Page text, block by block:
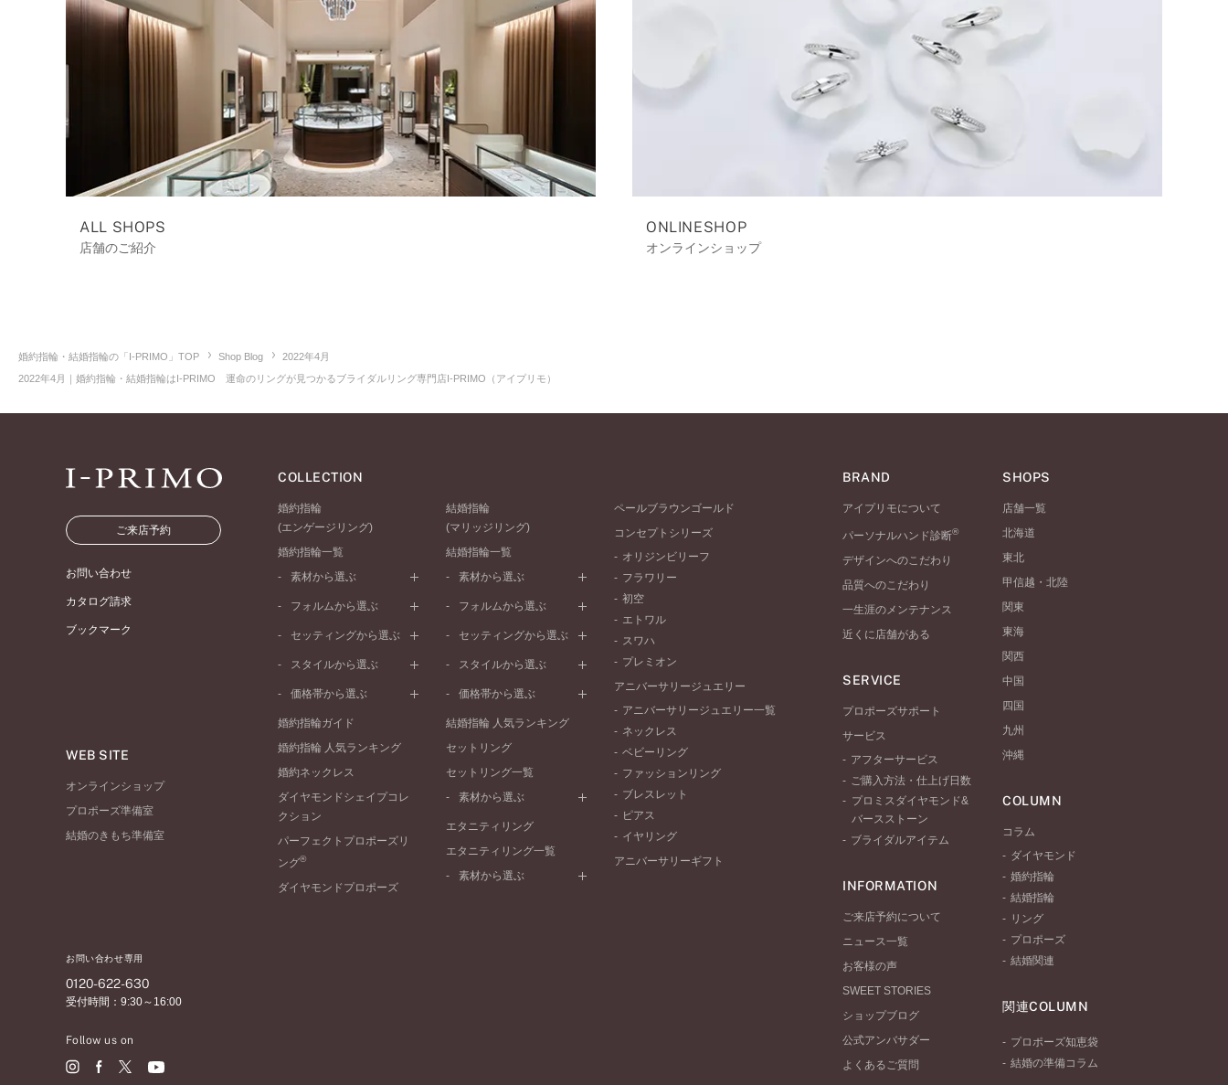
ALL SHOPS
店舗のご紹介
ONLINESHOP
オンラインショップ
婚約指輪・結婚指輪の「I-PRIMO」TOP Shop Blog
2022年4月
2022年4月｜婚約指輪・結婚指輪はI-PRIMO 運命のリングが見つかるブライダルリング専門店I-PRIMO（アイプリモ）
ご来店予約
お問い合わせ
カタログ請求
ブックマーク
WEB SITE
オンラインショップ
プロポーズ準備室
結婚のきもち準備室
お問い合わせ専用
0120-622-630
受付時間：9:30～16:00
Follow us on
COLLECTION
婚約指輪
(エンゲージリング)
婚約指輪一覧
素材から選ぶ
プラチナ
ピンクゴールド
ペールブラウンゴールド
フォルムから選ぶ
ストレートライン
V字ライン
セッティングから選ぶ
ソリテール
ダブルサイドメレ
ラインメレ
スタイルから選ぶ
シンプル
モード
エレガント
ゴージャス
価格帯から選ぶ
50万円台～
20万円台～
10万円台～
婚約指輪ガイド
婚約指輪 人気ランキング
婚約ネックレス
ダイヤモンドシェイプコレ
クション
パーフェクトプロポーズリ
ング®
ダイヤモンドプロポーズ
結婚指輪
(マリッジリング)
結婚指輪一覧
素材から選ぶ
プラチナ
ピンクゴールド
ペールブラウンゴールド
フォルムから選ぶ
ストレートライン
V字ライン
セッティングから選ぶ
プレーン
セベラルメレ
ラインメレ
スタイルから選ぶ
シンプル
モード
エレガント
ゴージャス
価格帯から選ぶ
50万円～
20万円～30万円
10万円～20万円
結婚指輪 人気ランキング
セットリング
セットリング一覧
素材から選ぶ
プラチナ
ペールブラウンゴールド
エタニティリング
エタニティリング一覧
素材から選ぶ
ペールブラウンゴールド
コンセプトシリーズ
オリジンビリーフ
フラワリー
初空
エトワル
スワハ
プレミオン
アニバーサリージュエリー
アニバーサリージュエリー一覧
ネックレス
ベビーリング
ファッションリング
ブレスレット
ピアス
イヤリング
アニバーサリーギフト
BRAND
アイプリモについて
パーソナルハンド診断®
デザインへのこだわり
品質へのこだわり
一生涯のメンテナンス
近くに店舗がある
SERVICE
プロポーズサポート
サービス
アフターサービス
ご購入方法・仕上げ日数
プロミスダイヤモンド&
バースストーン
ブライダルアイテム
INFORMATION
ご来店予約について
ニュース一覧
お客様の声
SWEET STORIES
ショップブログ
公式アンバサダー
よくあるご質問
SHOPS
店舗一覧
北海道
東北
甲信越・北陸
関東
東海
関西
中国
四国
九州
沖縄
COLUMN
コラム
ダイヤモンド
婚約指輪
結婚指輪
リング
プロポーズ
結婚関連
関連COLUMN
プロポーズ知恵袋
結婚の準備コラム